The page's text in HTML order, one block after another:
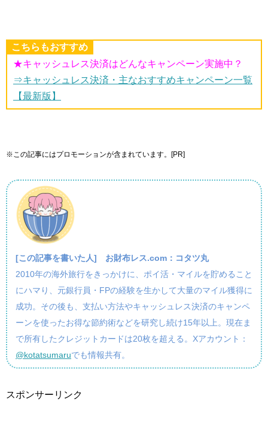
こちらもおすすめ
★キャッシュレス決済はどんなキャンペーン実施中？
⇒キャッシュレス決済・主なおすすめキャンペーン一覧
【最新版】
※この記事にはプロモーションが含まれています。[PR]
[この記事を書いた人] お財布レス.com：コタツ丸
2010年の海外旅行をきっかけに、ポイ活・マイルを貯めること
にハマり、元銀行員・FPの経験を生かして大量のマイル獲得に
成功。その後も、支払い方法やキャッシュレス決済のキャンペ
ーンを使ったお得な節約術などを研究し続け15年以上。現在ま
で所有したクレジットカードは20枚を超える。Xアカウント：
@kotatsumaruでも情報共有。
スポンサーリンク